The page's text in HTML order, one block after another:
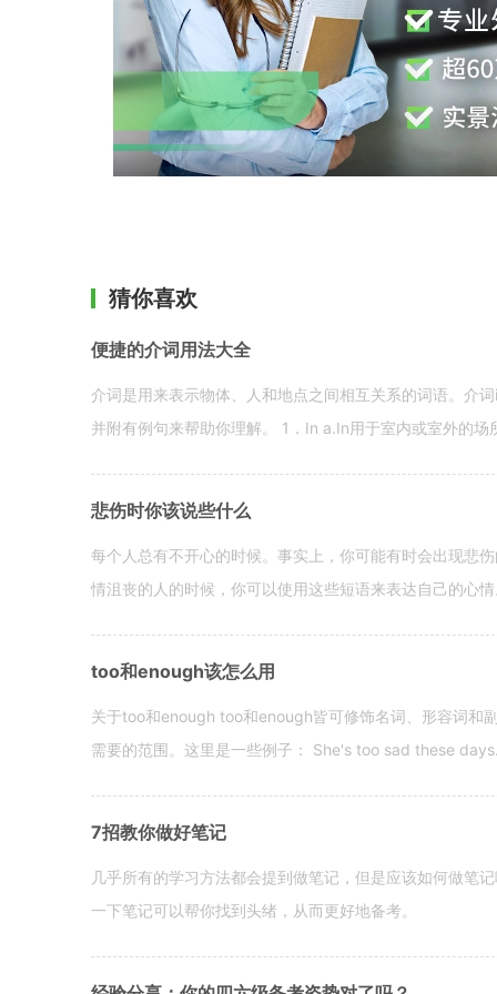
猜你喜欢
便捷的介词用法大全
介词是用来表示物体、人和地点之间相互关系的词语。介
并附有例句来帮助你理解。 1．In a.In用于室内或室外的
悲伤时你该说些什么
每个人总有不开心的时候。事实上，你可能有时会出现悲
情沮丧的人的时候，你可以使用这些短语来表达自己的心
too和enough该怎么用
关于too和enough too和enough皆可修饰名词、形容词和
需要的范围。这里是一些例子： She's too sad these
7招教你做好笔记
几乎所有的学习方法都会提到做笔记，但是应该如何做笔
一下笔记可以帮你找到头绪，从而更好地备考。